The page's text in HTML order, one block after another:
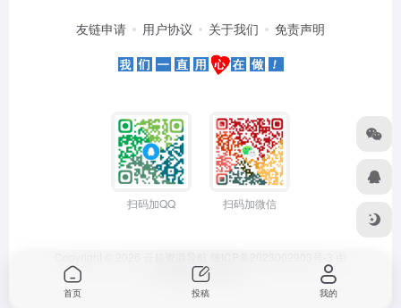
友链申请 用户协议 关于我们 免责声明
扫码加QQ 扫码加微信
OneNav强力驱动
首页 投稿 我的